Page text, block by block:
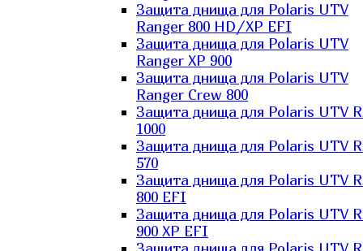
Защита днища для Polaris UTV
Ranger 800 HD/XP EFI
Защита днища для Polaris UTV
Ranger XP 900
Защита днища для Polaris UTV
Ranger Сrew 800
Защита днища для Polaris UTV
1000
Защита днища для Polaris UTV
570
Защита днища для Polaris UTV
800 EFI
Защита днища для Polaris UTV
900 XP EFI